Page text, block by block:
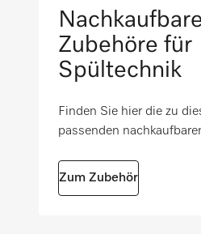
Nettogewicht in kg
24
Bruttogewicht in kg i
Zubehöre für
Spültechnik
Finden Sie hier die zu
passenden
Zum Zubehör